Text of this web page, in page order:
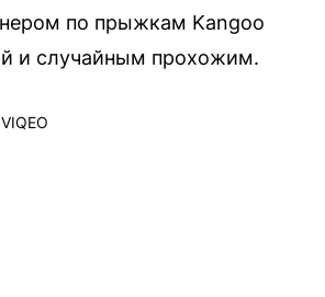
по прыжкам Kangoo
и случайным прохожим.